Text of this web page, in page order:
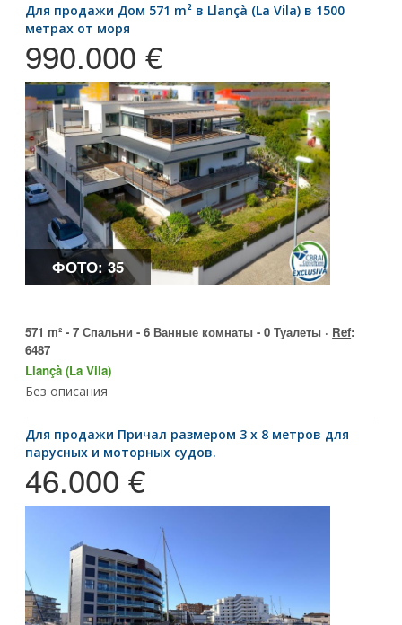
для продажи Дом 571 m² в Llançà (La Vila) в 1500
метрах от моря
990.000 €
ФОТО: 35
571 m² - 7 Спальни - 6 Ванные комнаты - 0 Туалеты · Ref:
6487
Llançà (La Vila)
Без описания
для продажи Причал размером 3 x 8 метров для
парусных и моторных судов.
46.000 €